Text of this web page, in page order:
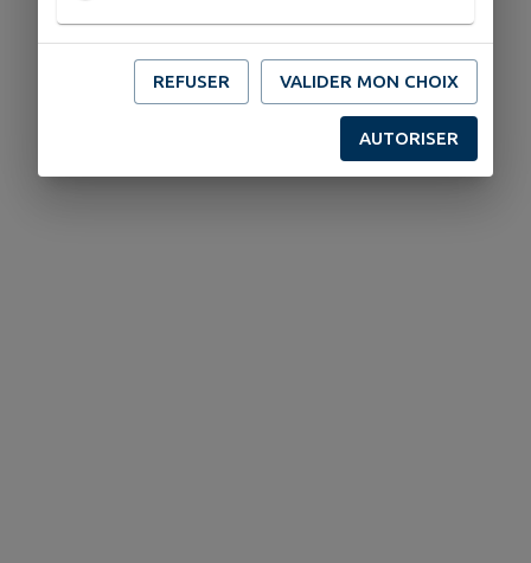
REFUSER VALIDER MON CHOIX
AUTORISER